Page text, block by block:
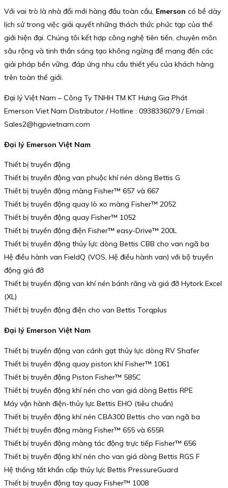
Với vai trò là nhà đổi mới hàng đầu toàn cầu, Emerson có bề dày
lịch sử trong việc giải quyết những thách thức phức tạp của thế
giới hiện đại. Chúng tôi kết hợp công nghệ tiên tiến, chuyên môn
sâu rộng và tinh thần sáng tạo không ngừng để mang đến các
giải pháp bền vững, đáp ứng nhu cầu thiết yếu của khách hàng
trên toàn thế giới.
Đại lý Việt Nam – Công Ty TNHH TM KT Hưng Gia Phát
Emerson Viet Nam Distributor / Hotline : 0938336079 / Email :
Sales2@hgpvietnam.com
Đại lý Emerson Việt Nam
Thiết bị truyền động
Thiết bị truyền động van phuộc khí nén dòng Bettis G
Thiết bị truyền động màng Fisher™ 657 và 667
Thiết bị truyền động quay lò xo màng Fisher™ 2052
Thiết bị truyền động quay Fisher™ 1052
Thiết bị truyền động điện Fisher™ easy-Drive™ 200L
Thiết bị truyền động thủy lực dòng Bettis CBB cho van ngã ba
Hệ điều hành van FieldQ (VOS, Hệ điều hành van) với bộ truyền
động giá đỡ
Thiết bị truyền động van khí nén bánh răng và giá đỡ Hytork Excel
(XL)
Thiết bị truyền động điện cho van Bettis Torqplus
Đại lý Emerson Việt Nam
Thiết bị truyền động van cánh gạt thủy lực dòng RV Shafer
Thiết bị truyền động quay piston khí Fisher™ 1061
Thiết bị truyền động Piston Fisher™ 585C
Thiết bị truyền động khí nén cho van giá dòng Bettis RPE
Máy vận hành điện-thủy lực Bettis EHO (tiêu chuẩn)
Thiết bị truyền động khí nén CBA300 Bettis cho van ngã ba
Thiết bị truyền động màng Fisher™ 655 và 655R
Thiết bị truyền động màng tác động trực tiếp Fisher™ 656
Thiết bị truyền động khí nén cho van giá dòng Bettis RGS F
Hệ thống tắt khẩn cấp thủy lực Bettis PressureGuard
Thiết bị truyền động tay quay Fisher™ 1008